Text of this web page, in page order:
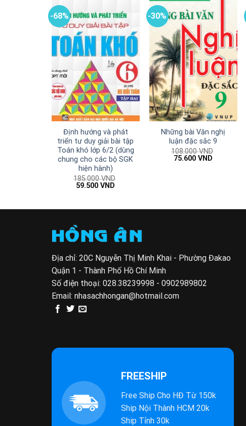
-68%
Định hướng và phát
triển tư duy giải bài tập
Toán khó lớp 6/2 (dùng
chung cho các bộ SGK
hiện hành)
185.000VND
Giá
59.500VND
-30%
Những bài Văn nghị
luận đặc sắc 9
108.000VND
Giá
75.600VND
Địa chỉ: 20C Nguyễn Thị Minh Khai - Phường Đakao
Quận 1 - Thành Phố Hồ Chí Minh
Số điện thoại: 028.38239998 - 0902989802
Email: nhasachhongan@hotmail.com
FREESHIP
Free Ship Cho HĐ Từ 150k
Ship Nội Thành HCM 20k
Ship Tỉnh 30k